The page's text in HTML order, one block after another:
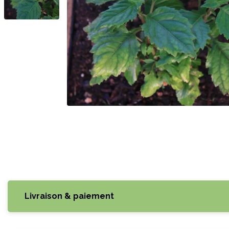
Livraison & paiement